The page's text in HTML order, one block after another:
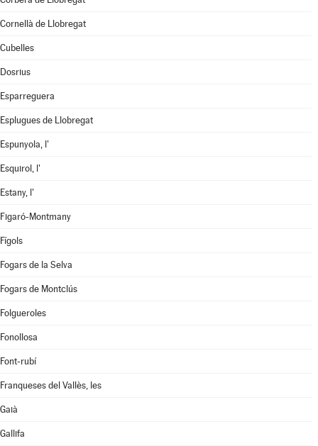
Cornellà de Llobregat
Cubelles
Dosrius
Esparreguera
Esplugues de Llobregat
Espunyola, l'
Esquirol, l'
Estany, l'
Figaró-Montmany
Fígols
Fogars de la Selva
Fogars de Montclús
Folgueroles
Fonollosa
Font-rubí
Franqueses del Vallès, les
Gaià
Gallifa